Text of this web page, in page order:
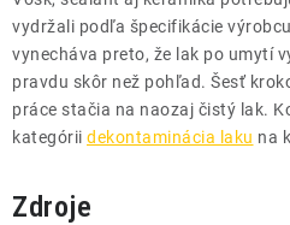
vydržali podľa špecifikácie
vynecháva preto, že lak po umytí
pravdu skôr než pohľad. Šesť
práce stačia na naozaj čistý lak.
kategórii dekontaminácia laku na
Zdroje